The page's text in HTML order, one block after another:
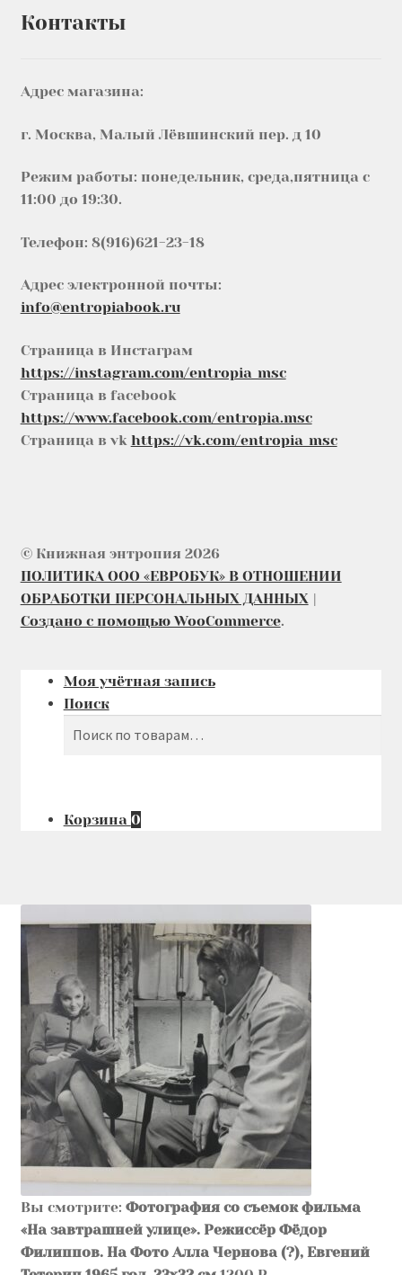
Контакты
Адрес магазина:
г. Москва, Малый Лёвшинский пер. д 10
Режим работы: понедельник, среда,пятница с
11:00 до 19:30.
Телефон: 8(916)621-23-18
Адрес электронной почты:
info@entropiabook.ru
Страница в Инстаграм
https://instagram.com/entropia_msc
Страница в facebook
https://www.facebook.com/entropia.msc
Страница в vk https://vk.com/entropia_msc
© Книжная энтропия 2026
ПОЛИТИКА ООО «ЕВРОБУК» В ОТНОШЕНИИ
ОБРАБОТКИ ПЕРСОНАЛЬНЫХ ДАННЫХ
Создано с помощью WooCommerce.
Моя учётная запись
Поиск
Корзина 0
Вы смотрите: Фотография со съемок фильма
«На завтрашней улице». Режиссёр Фёдор
Филиппов. На Фото Алла Чернова (?), Евгений